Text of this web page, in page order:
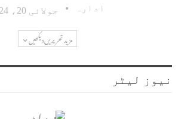
ادارہ جولائی 20، 2024
مزید تحریریں دیکھیں
نیوز لیٹر